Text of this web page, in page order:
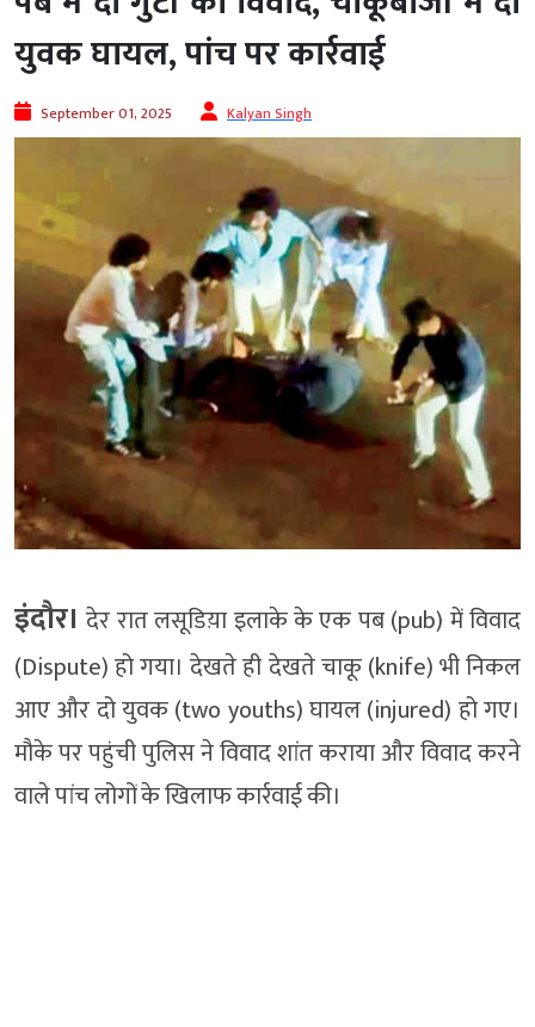
युवक घायल, पांच पर कार्रवाई
September 01, 2025 Kalyan Singh
इंदौर। देर रात लसूडिय़ा इलाके के एक पब (pub) में विवाद
(Dispute) हो गया। देखते ही देखते चाकू (knife) भी निकल
आए और दो युवक (two youths) घायल (injured) हो गए।
मौके पर पहुंची पुलिस ने विवाद शांत कराया और विवाद करने
वाले पांच लोगों के खिलाफ कार्रवाई की।